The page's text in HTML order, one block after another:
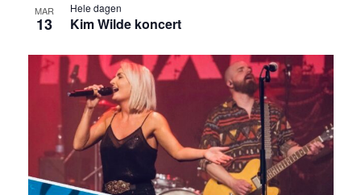
MAR
13
Hele dagen
Kim Wilde koncert